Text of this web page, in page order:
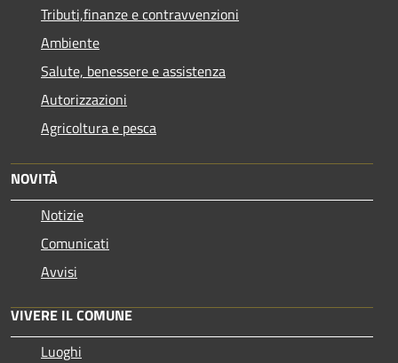
Tributi,finanze e contravvenzioni
Ambiente
Salute, benessere e assistenza
Autorizzazioni
Agricoltura e pesca
NOVITÀ
Notizie
Comunicati
Avvisi
VIVERE IL COMUNE
Luoghi